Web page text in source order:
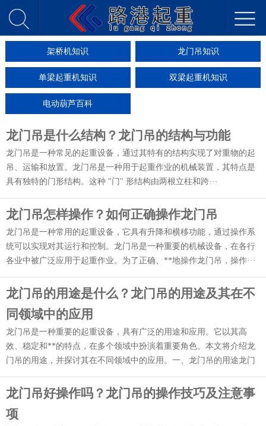
架桥机知识 龙门吊知识
单梁起重机知识 双梁起重机知识
电动葫芦百科
龙门吊是什么结构？龙门吊的结构与功能
龙门吊是一种常见的起重设备，通过其特有的结构实现了对重物的起
吊、运输和放置。龙门吊是一种用于起重作业的机械装置，其特点是
具有独特的门形结构。这种 "门" 形结构由两根立柱和跨···
龙门吊怎样操作？如何正确操作龙门吊
龙门吊是一种常用的起重设备，它具有升降和横移功能，通过操作系
统可以实现对其运行和控制。龙门吊是一种重要的机械设备，在各行
各业中被广泛应用于起重作业。为了正确、**地操作龙门吊，操作···
龙门吊的用途是什么？龙门吊的用途及其在不
同领域中的应用
龙门吊是一种重要的起重设备，具有广泛的用途和应用。它以其高
效、稳定和**的特点，在多个领域中扮演着重要角色。本文将介绍龙
门吊的用途，并探讨其在不同领域中的应用。一、龙门吊的用途龙门
龙门吊好操作吗？龙门吊的操作技巧及注意事
项